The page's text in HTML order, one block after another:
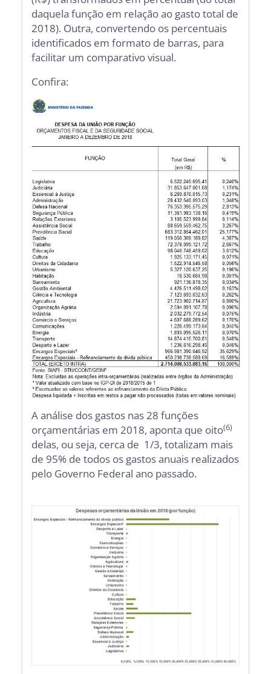
daquela função em relação ao gasto total de
2018). Outra, convertendo os percentuais
identificados em formato de barras, para
facilitar um comparativo visual.
Confira:
A análise dos gastos nas 28 funções
orçamentárias em 2018, aponta que oito(6)
delas, ou seja, cerca de 1/3, totalizam mais
de 95% de todos os gastos anuais realizados
pelo Governo Federal ano passado.